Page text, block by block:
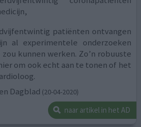
patiënten ontvangen
al experimentele onderzoeken
kunnen werken. Zo’n robuuste
om ook echt aan te tonen of het
Dagblad (20-04-2020)
naar artikel in het AD